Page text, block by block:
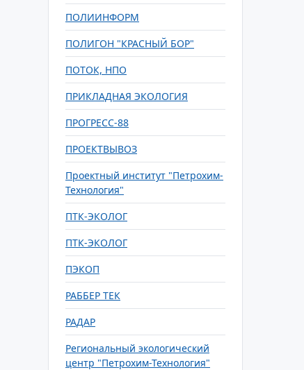
ПОЛИИНФОРМ
ПОЛИГОН "КРАСНЫЙ БОР"
ПОТОК, НПО
ПРИКЛАДНАЯ ЭКОЛОГИЯ
ПРОГРЕСС-88
ПРОЕКТВЫВОЗ
Проектный институт "Петрохим-
Технология"
ПТК-ЭКОЛОГ
ПТК-ЭКОЛОГ
ПЭКОП
РАББЕР ТЕК
РАДАР
Региональный экологический
центр "Петрохим-Технология"